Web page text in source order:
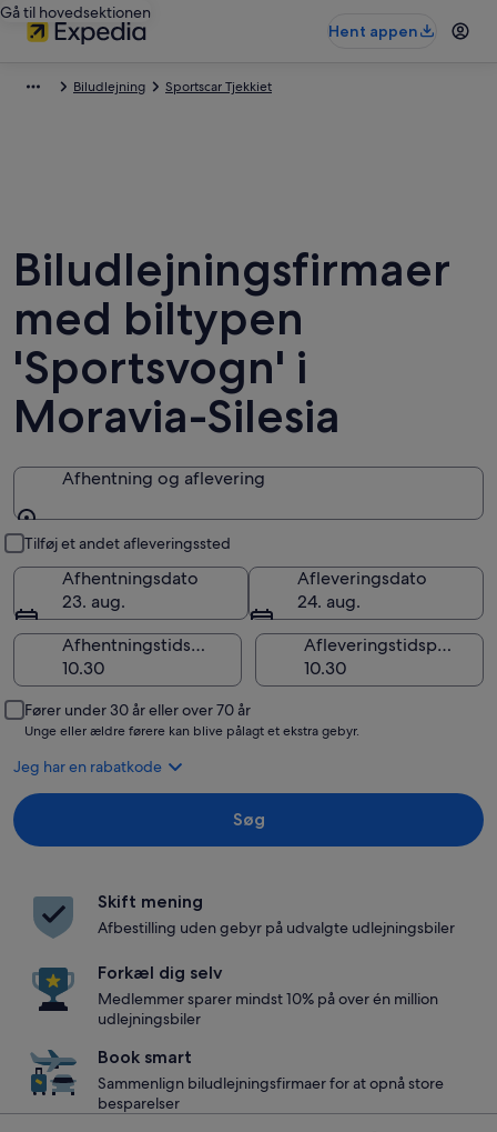
Gå til hovedsektionen
Hent appen
Biludlejning Sportscar Tjekkiet
Biludlejningsfirmaer
med biltypen
'Sportsvogn' i
Moravia-Silesia
Afhentning og aflevering
Tilføj et andet afleveringssted
Afhentningsdato
23. aug.
Afleveringsdato
24. aug.
Afhentningstidspunkt
Afleveringstidspunkt
Fører under 30 år eller over 70 år
Unge eller ældre førere kan blive pålagt et ekstra gebyr.
Jeg har en rabatkode
Søg
Skift mening
Afbestilling uden gebyr på udvalgte udlejningsbiler
Forkæl dig selv
Medlemmer sparer mindst 10% på over én million
udlejningsbiler
Book smart
Sammenlign biludlejningsfirmaer for at opnå store
besparelser